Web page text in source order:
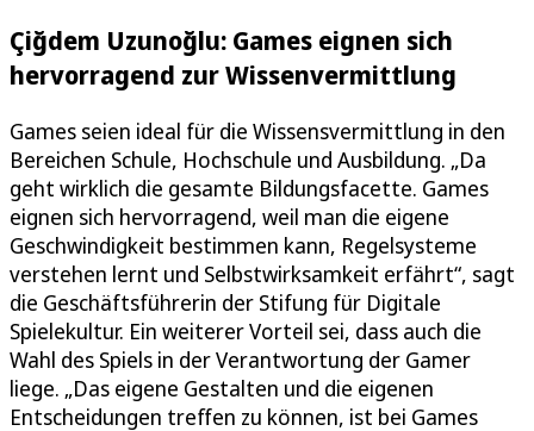
Çiğdem Uzunoğlu: Games eignen sich
hervorragend zur Wissenvermittlung
Games seien ideal für die Wissensvermittlung in den
Bereichen Schule, Hochschule und Ausbildung. „Da
geht wirklich die gesamte Bildungsfacette. Games
eignen sich hervorragend, weil man die eigene
Geschwindigkeit bestimmen kann, Regelsysteme
verstehen lernt und Selbstwirksamkeit erfährt“, sagt
die Geschäftsführerin der Stifung für Digitale
Spielekultur. Ein weiterer Vorteil sei, dass auch die
Wahl des Spiels in der Verantwortung der Gamer
liege. „Das eigene Gestalten und die eigenen
Entscheidungen treffen zu können, ist bei Games